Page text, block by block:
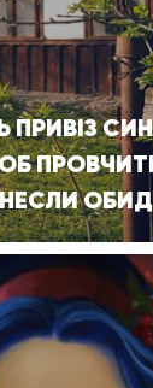
ПРИВІЗ